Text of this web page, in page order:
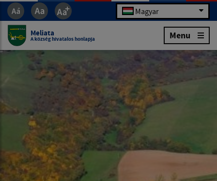
Magyar
Meliata
A község hivatalos honlapja Menu